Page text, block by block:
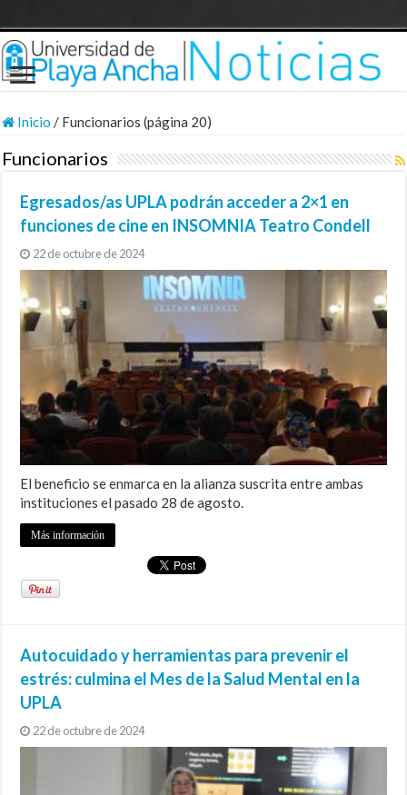
Inicio / Funcionarios (página 20)
Funcionarios
Egresados/as UPLA podrán acceder a 2×1 en
funciones de cine en INSOMNIA Teatro Condell
22 de octubre de 2024
El beneficio se enmarca en la alianza suscrita entre ambas
instituciones el pasado 28 de agosto.
Más información
Autocuidado y herramientas para prevenir el
estrés: culmina el Mes de la Salud Mental en la
UPLA
22 de octubre de 2024